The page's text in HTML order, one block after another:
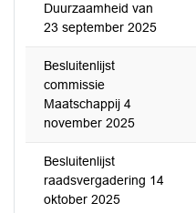
Duurzaamheid van
23 september 2025
Besluitenlijst
commissie
Maatschappij 4
november 2025
Besluitenlijst
raadsvergadering 14
oktober 2025